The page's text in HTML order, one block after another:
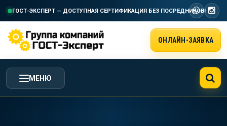
ГОСТ-ЭКСПЕРТ — ДОСТУПНАЯ СЕРТИФИКАЦИЯ БЕЗ ПОСРЕДНИКОВ!
ОНЛАЙН-ЗАЯВКА
МЕНЮ